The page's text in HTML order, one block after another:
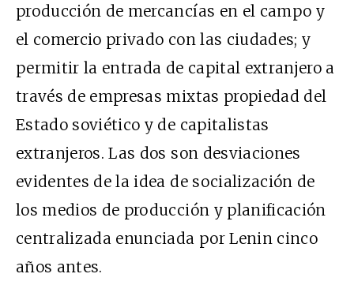
producción de mercancías en el campo y
el comercio privado con las ciudades; y
permitir la entrada de capital extranjero a
través de empresas mixtas propiedad del
Estado soviético y de capitalistas
extranjeros. Las dos son desviaciones
evidentes de la idea de socialización de
los medios de producción y planificación
centralizada enunciada por Lenin cinco
años antes.